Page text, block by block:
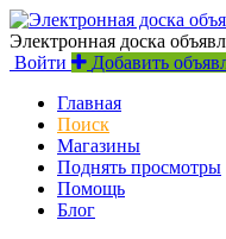
Электронная доска
Войти
Добавить
Главная
Поиск
Магазины
Поднять просмотры
Помощь
Блог